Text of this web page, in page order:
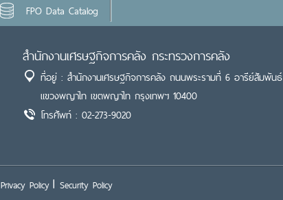
FPO Data Catalog
สำนักงานเศรษฐกิจการคลัง กระทรวงการคลัง
ที่อยู่ : สำนักงานเศรษฐกิจการคลัง ถนนพระรามที่ 6 อารีย์สัมพันธ์
แขวงพญาไท เขตพญาไท กรุงเทพฯ 10400
โทรศัพท์ : 02-273-9020
Privacy Policy Security Policy